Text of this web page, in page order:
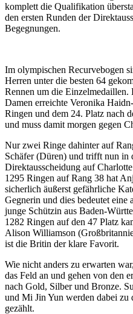
komplett die Qualifikation
den ersten Runden der
Begegnungen.
Im olympischen Recurvebogen
Herren unter die besten 64
Rennen um die Einzelmedaillen.
Damen erreichte Veronika
Ringen und dem 24. Platz nach
und muss damit morgen gegen
Nur zwei Ringe dahinter auf
Schäfer (Düren) und trifft nun in
Direktausscheidung auf
1295 Ringen auf Rang 38 hat
sicherlich äußerst gefährliche
Gegnerin und dies bedeutet
junge Schützin aus Baden-
1282 Ringen auf den 47 Platz
Alison Williamson
ist die Britin der klare Favorit.
Wie nicht anders zu erwarten
das Feld an und gehen von den
nach Gold, Silber und Bronze.
und Mi Jin Yun werden dabei zu
gezählt.